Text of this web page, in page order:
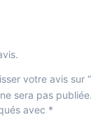
votre avis sur
sera pas publiée.
avec *